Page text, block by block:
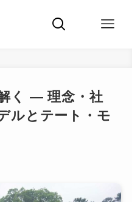
く ― 理念・社
ルとテート・モ